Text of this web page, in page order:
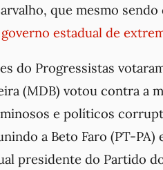
que mesmo sendo
estadual de
do Progressistas
(MDB) votou contra a
e políticos
a Beto Faro (PT-PA)
presidente do Partido